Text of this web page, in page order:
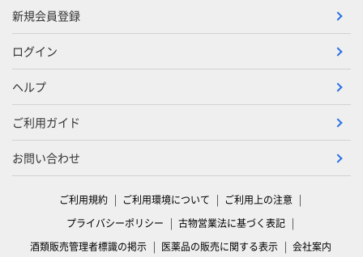
新規会員登録
ログイン
ヘルプ
ご利用ガイド
お問い合わせ
ご利用規約 ご利用環境について
ご利用上の注意
プライバシーポリシー
古物営業法に基づく表記
酒類販売管理者標識の掲示
医薬品の販売に関する表示 会社案内